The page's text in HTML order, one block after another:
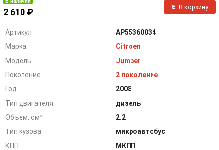
2 610 ₽
В корзину
Артикул
AP55360034
Марка
Citroen
Модель
Jumper
Поколение
2 поколение
Год
2008
Тип двигателя
дизель
Объем, см³
2.2
Тип кузова
микроавтобус
КПП
МКПП